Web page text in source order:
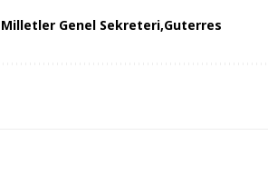
Genel Sekreteri Guterres